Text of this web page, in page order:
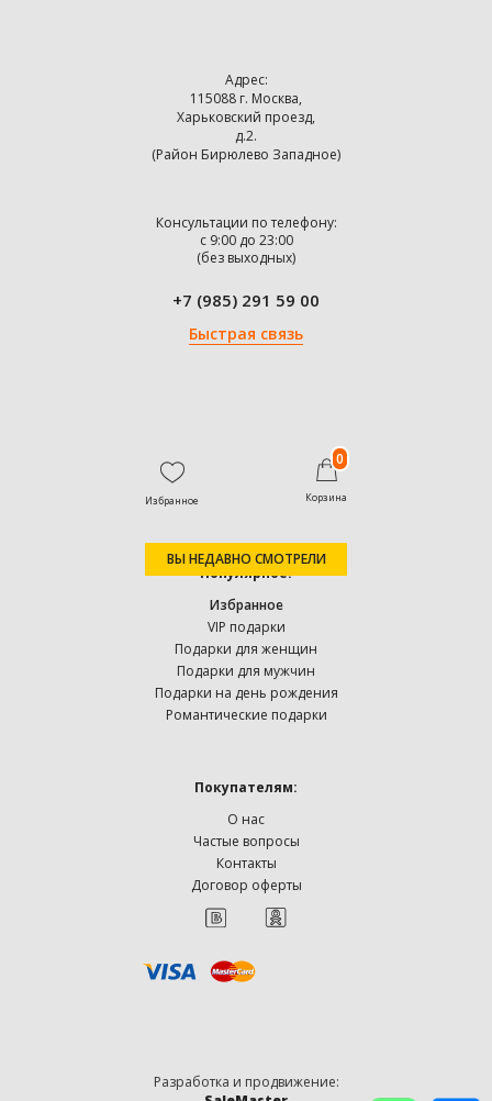
Адрес:
115088 г. Москва,
Харьковский проезд,
д.2.
(Район Бирюлево Западное)
Консультации по телефону:
с 9:00 до 23:00
(без выходных)
+7 (985) 291 59 00
Быстрая связь
Популярное:
Избранное
VIP подарки
Подарки для женщин
Подарки для мужчин
Подарки на день рождения
Романтические подарки
Покупателям:
О нас
Частые вопросы
Контакты
Договор оферты
Избранное
0
Корзина
ВЫ НЕДАВНО СМОТРЕЛИ
Разработка и продвижение: